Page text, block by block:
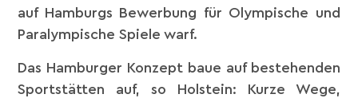
auf Hamburgs Bewerbung für Olympische und
Paralympische Spiele warf.
Das Hamburger Konzept baue auf bestehenden
Sportstätten auf, so Holstein: Kurze Wege,